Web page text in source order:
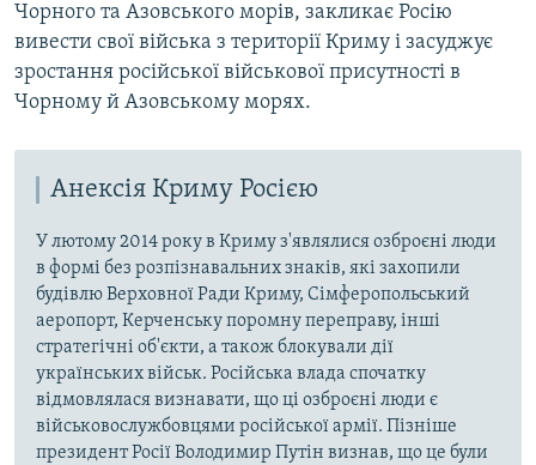
Чорного та Азовського морів, закликає Росію
вивести свої війська з території Криму і засуджує
зростання російської військової присутності в
Чорному й Азовському морях.
Анексія Криму Росією
У лютому 2014 року в Криму з'являлися озброєні люди
в формі без розпізнавальних знаків, які захопили
будівлю Верховної Ради Криму, Сімферопольський
аеропорт, Керченську поромну переправу, інші
стратегічні об'єкти, а також блокували дії
українських військ. Російська влада спочатку
відмовлялася визнавати, що ці озброєні люди є
військовослужбовцями російської армії. Пізніше
президент Росії Володимир Путін визнав, що це були